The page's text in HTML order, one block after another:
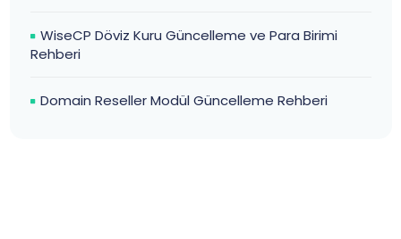
WiseCP Döviz Kuru Güncelleme ve Para Birimi
Rehberi
Domain Reseller Modül Güncelleme Rehberi